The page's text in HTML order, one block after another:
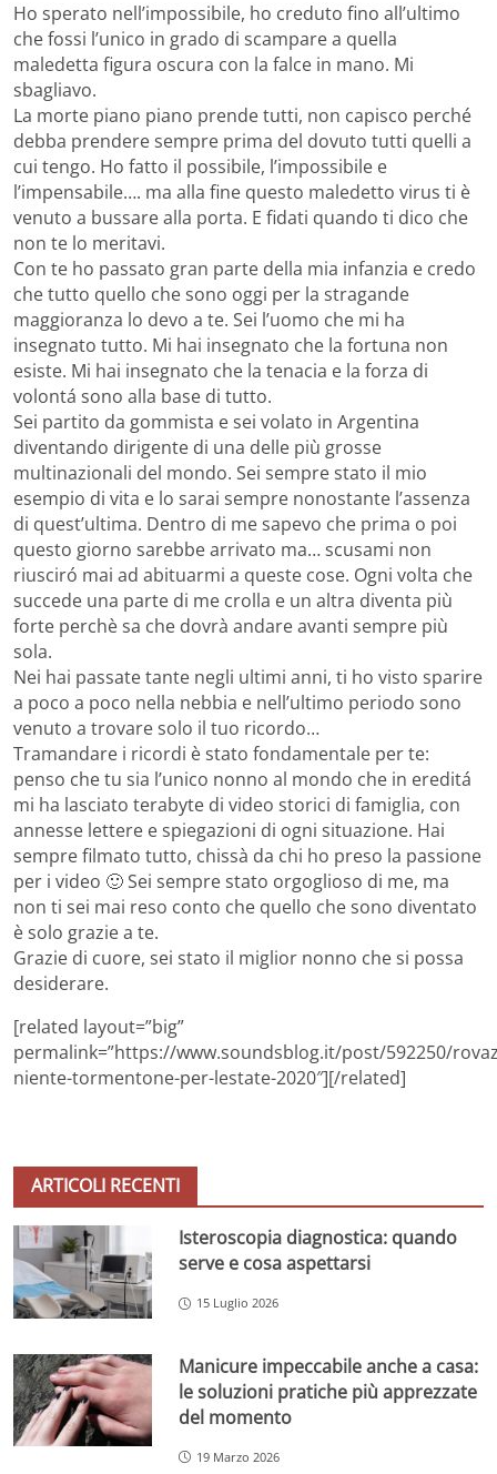
Ho sperato nell’impossibile, ho creduto fino all’ultimo
che fossi l’unico in grado di scampare a quella
maledetta figura oscura con la falce in mano. Mi
sbagliavo.
La morte piano piano prende tutti, non capisco perché
debba prendere sempre prima del dovuto tutti quelli a
cui tengo. Ho fatto il possibile, l’impossibile e
l’impensabile…. ma alla fine questo maledetto virus ti è
venuto a bussare alla porta. E fidati quando ti dico che
non te lo meritavi.
Con te ho passato gran parte della mia infanzia e credo
che tutto quello che sono oggi per la stragande
maggioranza lo devo a te. Sei l’uomo che mi ha
insegnato tutto. Mi hai insegnato che la fortuna non
esiste. Mi hai insegnato che la tenacia e la forza di
volontá sono alla base di tutto.
Sei partito da gommista e sei volato in Argentina
diventando dirigente di una delle più grosse
multinazionali del mondo. Sei sempre stato il mio
esempio di vita e lo sarai sempre nonostante l’assenza
di quest’ultima. Dentro di me sapevo che prima o poi
questo giorno sarebbe arrivato ma… scusami non
riusciró mai ad abituarmi a queste cose. Ogni volta che
succede una parte di me crolla e un altra diventa più
forte perchè sa che dovrà andare avanti sempre più
sola.
Nei hai passate tante negli ultimi anni, ti ho visto sparire
a poco a poco nella nebbia e nell’ultimo periodo sono
venuto a trovare solo il tuo ricordo…
Tramandare i ricordi è stato fondamentale per te:
penso che tu sia l’unico nonno al mondo che in ereditá
mi ha lasciato terabyte di video storici di famiglia, con
annesse lettere e spiegazioni di ogni situazione. Hai
sempre filmato tutto, chissà da chi ho preso la passione
per i video 🙂 Sei sempre stato orgoglioso di me, ma
non ti sei mai reso conto che quello che sono diventato
è solo grazie a te.
Grazie di cuore, sei stato il miglior nonno che si possa
desiderare.
[related layout=”big”
permalink=”https://www.soundsblog.it/post/592250/
niente-tormentone-per-lestate-2020″][/related]
ARTICOLI RECENTI
Isteroscopia diagnostica: quando
serve e cosa aspettarsi
15 Luglio 2026
Manicure impeccabile anche a casa:
le soluzioni pratiche più apprezzate
del momento
19 Marzo 2026